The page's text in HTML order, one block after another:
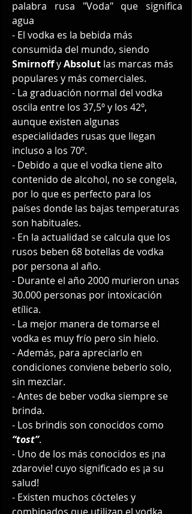
palabra rusa "Voda" que significa
agua
- El vodka es la bebida más
consumida del mundo, siendo
Smirnoff y Absolut las marcas más
populares y más comerciales.
- La graduación normal del vodka
oscila entre los 37,5º y los 42º,
aunque existen algunas
especialidades rusas que llegan
incluso a los 70º.
- Debido a que el vodka tiene alto
contenido de alcohol, no se congela,
por lo que es perfecto para los
países donde las bajas temperaturas
son habituales.
- En la actualidad se calcula que los
rusos beben 68 botellas de vodka
por persona al año.
- Durante el año 2000 murieron unas
30.000 personas por intoxicación
etílica.
- La mejor manera de tomarse el
vodka es muy frío pero sin hielo.
- Además, para apreciarlo en
condiciones conviene beberlo solo,
sin mezclar.
- Antes de beber vodka siempre se
brinda.
- Los brindis son conocidos como
“tost”.
- Uno de los más conocidos es ¡na
zdarovie! cuyo significado es ¡a su
salud!
- Existen muchos cócteles y